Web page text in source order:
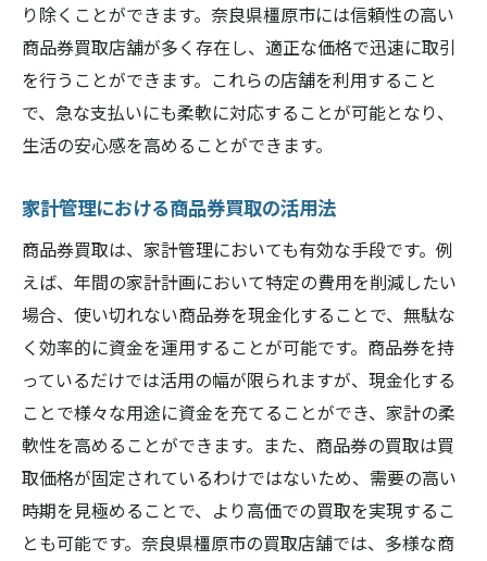
り除くことができます。奈良県橿原市には信頼性の高い
商品券買取店舗が多く存在し、適正な価格で迅速に取引
を行うことができます。これらの店舗を利用すること
で、急な支払いにも柔軟に対応することが可能となり、
生活の安心感を高めることができます。
家計管理における商品券買取の活用法
商品券買取は、家計管理においても有効な手段です。例
えば、年間の家計計画において特定の費用を削減したい
場合、使い切れない商品券を現金化することで、無駄な
く効率的に資金を運用することが可能です。商品券を持
っているだけでは活用の幅が限られますが、現金化する
ことで様々な用途に資金を充てることができ、家計の柔
軟性を高めることができます。また、商品券の買取は買
取価格が固定されているわけではないため、需要の高い
時期を見極めることで、より高価での買取を実現するこ
とも可能です。奈良県橿原市の買取店舗では、多様な商